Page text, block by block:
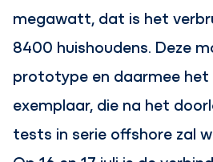
megawatt, dat is het
8400 huishoudens. Deze
prototype en daarmee het
exemplaar, die na het
tests in serie offshore zal